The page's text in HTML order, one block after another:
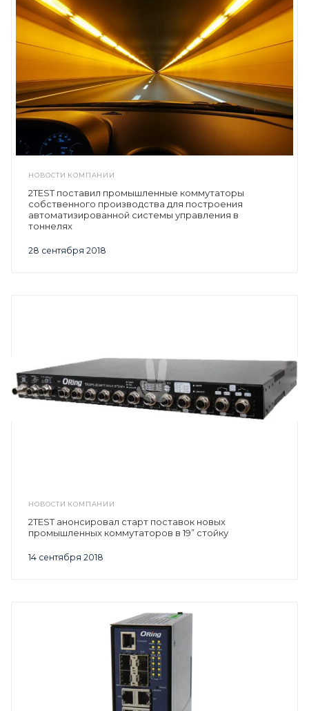
НОВОСТИ КОМПАНИИ
28 сентября 2018
2TEST поставил промышленные коммутаторы
собственного производства для построения
автоматизированной системы управления в
тоннелях
НОВОСТИ КОМПАНИИ
14 сентября 2018
2TEST анонсировал старт поставок новых
промышленных коммутаторов в 19” стойку